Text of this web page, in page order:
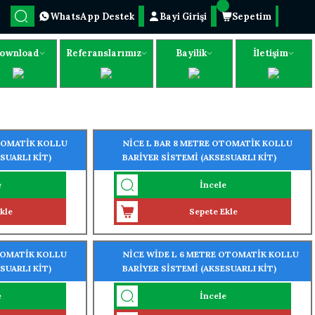
WhatsApp Destek Bayi Girişi Sepetim
Referanslarımız Bayilik İletişim
KOLLU
KİT)
UYGUN)
NİCE L BAR 8 METRE OTOMATİK KOLLU
BARİYER SİSTEMİ (AKSESUARLI KİT)
(PROFESYONEL YOĞUN GEÇİŞE UYGUN)
İncele
Sepete Ekle
KOLLU
KİT)
UYGUN)
NİCE WİDE L 6 METRE OTOMATİK KOLLU
BARİYER SİSTEMİ (AKSESUARLI KİT)
İncele